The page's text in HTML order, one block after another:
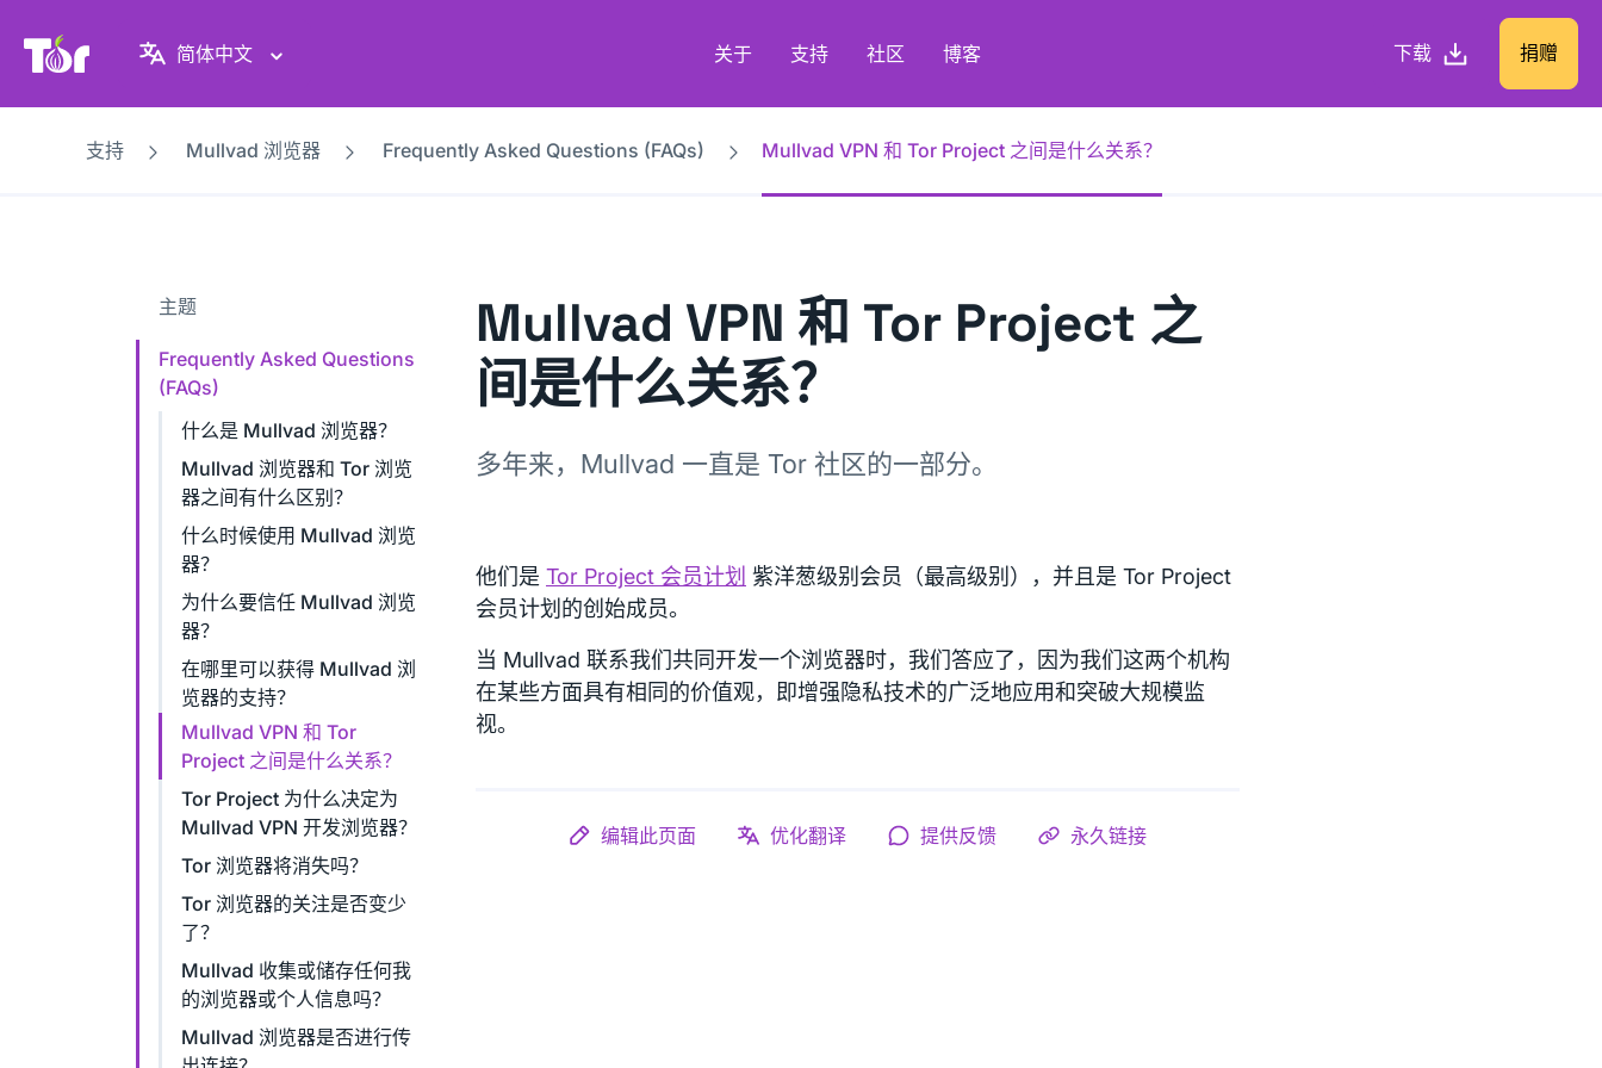
Tor Project 网站
简体中文 关于 支持 社区 博客 下载 捐赠
支持 Mullvad 浏览器 Frequently Asked Questions (FAQs) Mullvad VPN 和 Tor Project 之间是什么关系？
主题
Frequently Asked Questions
(FAQs)
什么是 Mullvad 浏览器？
Mullvad 浏览器和 Tor 浏览
器之间有什么区别？
什么时候使用 Mullvad 浏览
器？
为什么要信任 Mullvad 浏览
器？
在哪里可以获得 Mullvad 浏
览器的支持？
Mullvad VPN 和 Tor
Project 之间是什么关系？
Tor Project 为什么决定为
Mullvad VPN 开发浏览器？
Tor 浏览器将消失吗？
Tor 浏览器的关注是否变少
了？
Mullvad 收集或储存任何我
的浏览器或个人信息吗？
Mullvad 浏览器是否进行传
Mullvad VPN 和 Tor Project 之
间是什么关系？
多年来，Mullvad 一直是 Tor 社区的一部分。
他们是 Tor Project 会员计划 紫洋葱级别会员（最高级别），并且是 Tor Project
会员计划的创始成员。
当 Mullvad 联系我们共同开发一个浏览器时，我们答应了，因为我们这两个机构
在某些方面具有相同的价值观，即增强隐私技术的广泛地应用和突破大规模监
视。
编辑此页面 优化翻译 提供反馈 永久链接